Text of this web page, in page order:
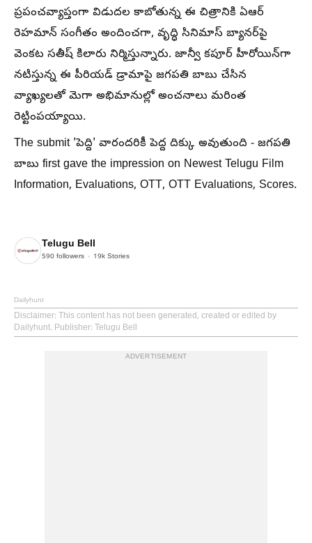
ప్రపంచవ్యాప్తంగా విడుదల కాబోతున్న ఈ చిత్రానికి ఏఆర్
రెహమాన్ సంగీతం అందించగా, వృద్ధి సినిమాస్ బ్యానర్‌పై
వెంకట సతీష్ కిలారు నిర్మిస్తున్నారు. జాన్వీ కపూర్ హీరోయిన్‌గా
నటిస్తున్న ఈ పీరియడ్ డ్రామాపై జగపతి బాబు చేసిన
వ్యాఖ్యలతో మెగా అభిమానుల్లో అంచనాలు మరింత
రెట్టింపయ్యాయి.
The submit 'పెద్ది' వారందరికీ పెద్ద దిక్కు అవుతుంది - జగపతి
బాబు first gave the impression on Newest Telugu Film
Information, Evaluations, OTT, OTT Evaluations, Scores.
Telugu Bell
590 followers 19k Stories
Dailyhunt
Disclaimer: This content has not been generated, created or edited by
Dailyhunt. Publisher: Telugu Bell
ADVERTISEMENT